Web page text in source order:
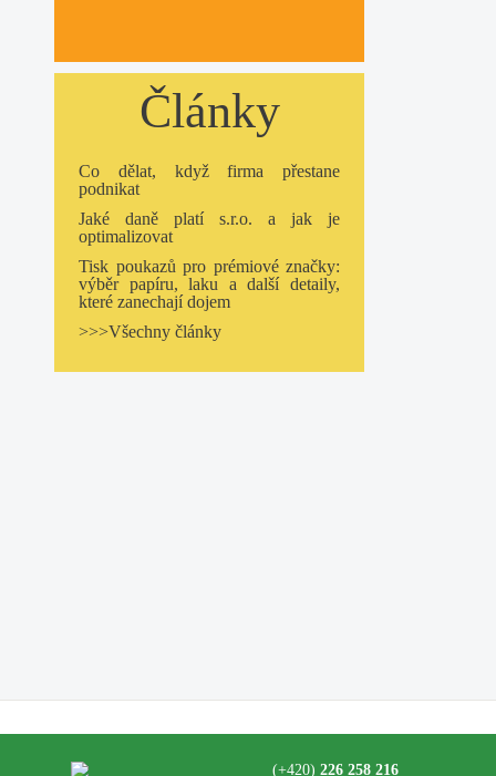
Články
Co dělat, když firma přestane
podnikat
Jaké daně platí s.r.o. a jak je
optimalizovat
Tisk poukazů pro prémiové značky:
výběr papíru, laku a další detaily,
které zanechají dojem
>>>Všechny články
(+420) 226 258 216